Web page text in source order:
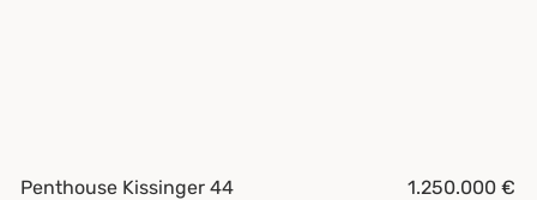
Penthouse Kissinger 44 1.250.000 €